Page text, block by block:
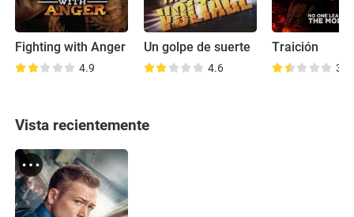
Fighting with Anger
4.9
Un golpe de suerte
4.6
Traición
3.6
Vista recientemente